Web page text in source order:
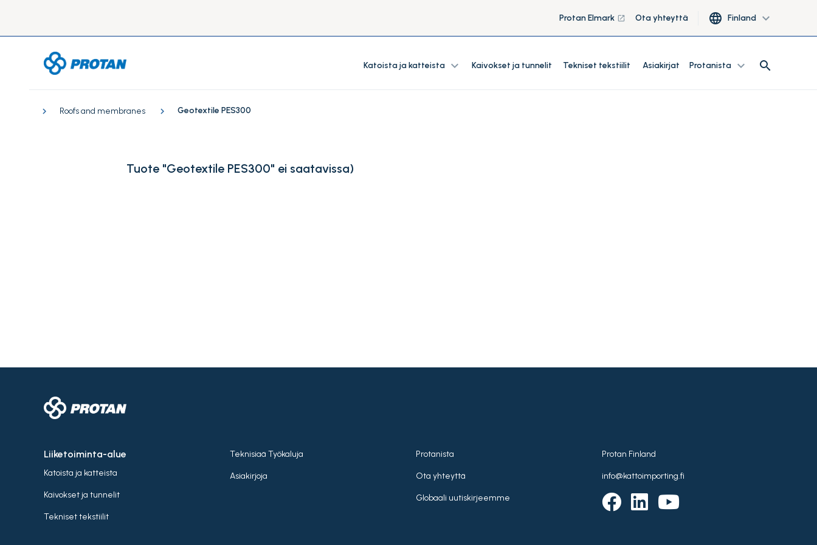
Protan Elmark launch Ota yhteyttä language Finland expand_more
Katoista ja katteista expand_more Kaivokset ja tunnelit Tekniset tekstiilit Asiakirjat Protanista expand_more search
search
Roofs and membranes Geotextile PES300
Tuote "Geotextile PES300" ei saatavissa)
Liiketoiminta-alue
Katoista ja katteista
Kaivokset ja tunnelit
Tekniset tekstiilit
Teknisiaä Työkaluja
Asiakirjoja
Protanista
Ota yhteyttä
Globaali uutiskirjeemme
Protan Finland
info@kattoimporting.fi